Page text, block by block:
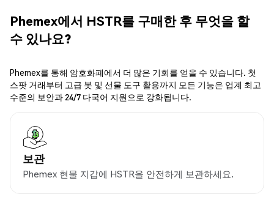
Phemex에서 HSTR를 구매한 후 무엇을 할
수 있나요?
Phemex를 통해 암호화폐에서 더 많은 기회를 얻을 수 있습니다. 첫
스팟 거래부터 고급 봇 및 선물 도구 활용까지 모든 기능은 업계 최고
수준의 보안과 24/7 다국어 지원으로 강화됩니다.
보관
Phemex 현물 지갑에 HSTR을 안전하게 보관하세요.